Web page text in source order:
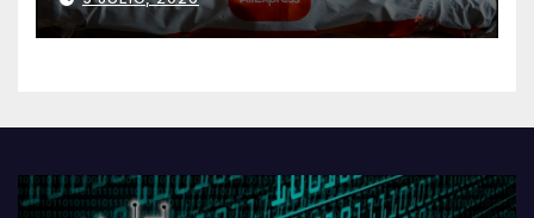
AliExpressi, AEBetako AAren
kontrola, Googleri behin
PlayStationeko bideojoko